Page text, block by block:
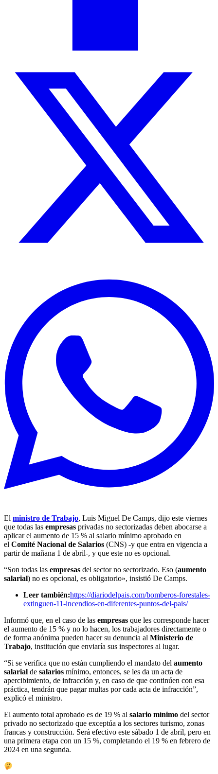
El ministro de Trabajo, Luis Miguel De Camps, dijo este viernes
que todas las empresas privadas no sectorizadas deben abocarse a
aplicar el aumento de 15 % al salario mínimo aprobado en
el Comité Nacional de Salarios (CNS) -y que entra en vigencia a
partir de mañana 1 de abril-, y que este no es opcional.
“Son todas las empresas del sector no sectorizado. Eso (aumento
salarial) no es opcional, es obligatorio», insistió De Camps.
Leer también:https://diariodelpais.com/bomberos-forestales-
extinguen-11-incendios-en-diferentes-puntos-del-pais/
Informó que, en el caso de las empresas que les corresponde hacer
el aumento de 15 % y no lo hacen, los trabajadores directamente o
de forma anónima pueden hacer su denuncia al Ministerio de
Trabajo, institución que enviaría sus inspectores al lugar.
“Si se verifica que no están cumpliendo el mandato del aumento
salarial de salarios mínimo, entonces, se les da un acta de
apercibimiento, de infracción y, en caso de que continúen con esa
práctica, tendrán que pagar multas por cada acta de infracción”,
explicó el ministro.
El aumento total aprobado es de 19 % al salario mínimo del sector
privado no sectorizado que exceptúa a los sectores turismo, zonas
francas y construcción. Será efectivo este sábado 1 de abril, pero en
una primera etapa con un 15 %, completando el 19 % en febrero de
2024 en una segunda.